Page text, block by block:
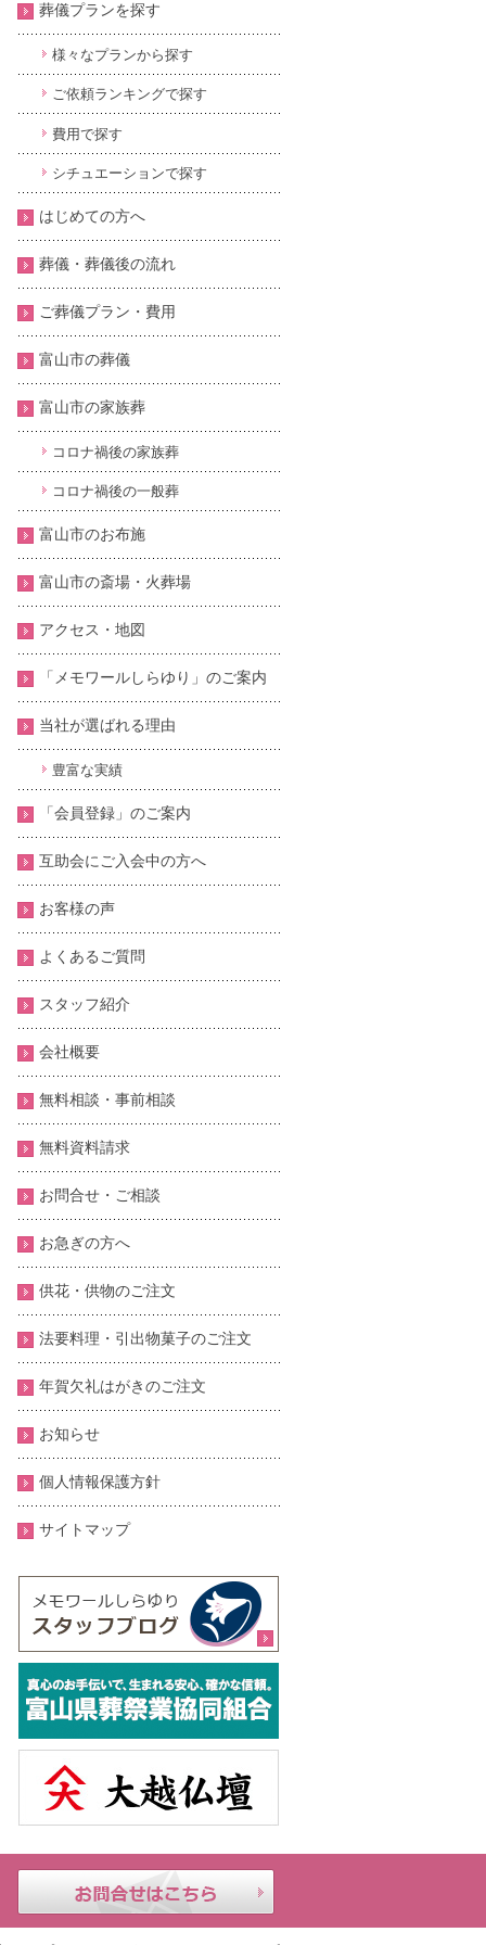
葬儀プランを探す
様々なプランから探す
ご依頼ランキングで探す
費用で探す
シチュエーションで探す
はじめての方へ
葬儀・葬儀後の流れ
ご葬儀プラン・費用
富山市の葬儀
富山市の家族葬
コロナ禍後の家族葬
コロナ禍後の一般葬
富山市のお布施
富山市の斎場・火葬場
アクセス・地図
「メモワールしらゆり」のご案内
当社が選ばれる理由
豊富な実績
「会員登録」のご案内
互助会にご入会中の方へ
お客様の声
よくあるご質問
スタッフ紹介
会社概要
無料相談・事前相談
無料資料請求
お問合せ・ご相談
お急ぎの方へ
供花・供物のご注文
法要料理・引出物菓子のご注文
年賀欠礼はがきのご注文
お知らせ
個人情報保護方針
サイトマップ
らゆ休｜